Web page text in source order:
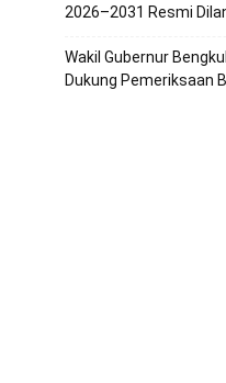
2026–2031 Resmi
Wakil Gubernur
Dukung Pemeriksaan